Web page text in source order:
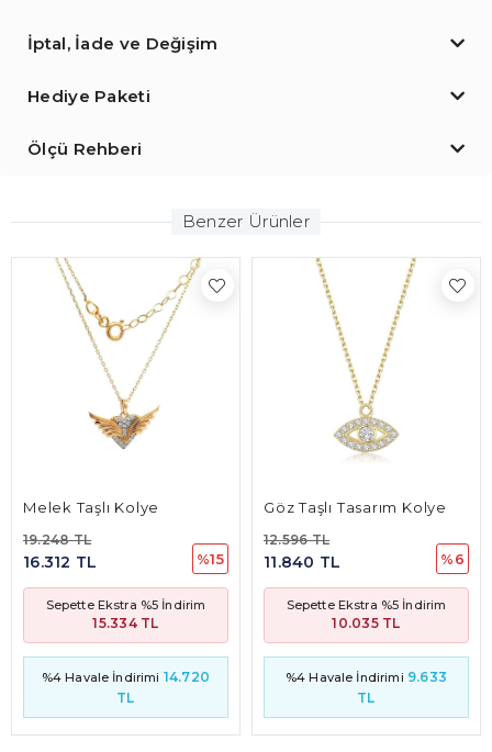
İptal, İade ve Değişim
Hediye Paketi
Ölçü Rehberi
Benzer Ürünler
Kolye
%15
%5 İndirim
İndirimi14.720
Göz Taşlı Tasarım Kolye
11.840 TL
12.596 TL
%6
Sepette Ekstra %5 İndirim
%4 Havale İndirimi9.633
12.853 TL
13.674 TL
Sepette
%4 Havale